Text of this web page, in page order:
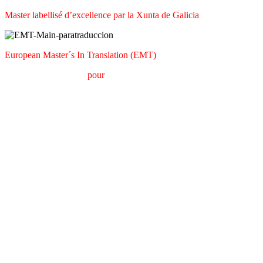
Master labellisé d’excellence par la Xunta de Galicia
European Master´s In Translation (EMT)
pourla